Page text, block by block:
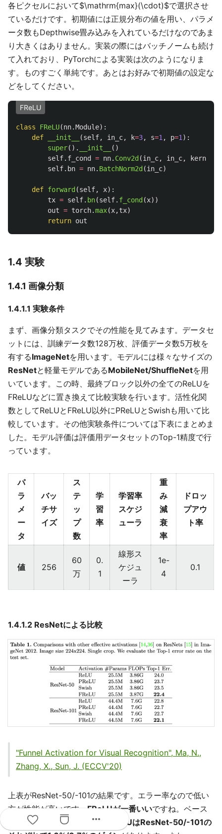
各ピクセルにおいて$\mathrm{max}(\cdot)$で選択させ
ているだけです。初期値には正規分布の値を用い、パラメ
ータ数もDepthwise畳み込みを入れているだけなのであま
り大きくはありません。実装の際にはバッチノームも続け
て入れており、PyTorchによる実装は次のようになりま
す。ものすごく単純です。あとはお好みで初期値の設定な
どをしてください。
FReLU
class FReLU(nn.Module):
def
__init__ (self, in_c, k=3, s=1, p=1):
super(). __init__
()
self. f_cond = nn. Conv2d (in_c, in_c,
self. bn = nn. BatchNorm2d (in_c)
def forward (self, x):
tx = self. bn(self. f_cond (x))
out = torch.max(x,tx)
return out
1.4 実験
1.4.1 画像分類
1.4.1.1 実験条件
まず、画像分類タスクでその性能を見てみます。データセ
ットには、訓練データ数128万枚、評価データ数5万枚を
有するImageNetを用います。モデルには様々なサイズの
ResNetと軽量モデルであるMobileNet/ShuffleNetを用
いています。この時、最終ブロック以外の全てのReLUを
FReLUなどに置き換えて比較実験を行います。活性化関
数としてReLUとFReLU以外にPReLUとSwishも用いて比
較しています。その他実験条件については下表にまとめま
した。モデル評価は評価用データセットのTop-1精度で行
っています。
パ
ラ
メ
ー
タ
バッ
チサ
イズ
ス
テ
ッ
プ
数
学
習
率
学習率
スケジ
ューラ
重
み
減
衰
率
ドロッ
プアウ
ト率
値 256
60
万
0.
1
線形ス
ケジュ
ーラ
1e-
4
0.1
1.4.1.2 ResNetによる比較
"Funnel Activation for Visual Recognition", Ma, N.,
Zhang, X., Sun, J. (ECCV'20)
上表がResNet-50/-101の結果です。エラー率なので低い
方が性能が高いです。 FReLUが一番いいですね。ベース
ラインのReLUと比べると、
FReLUはResNet-50/-101の
more_horiz